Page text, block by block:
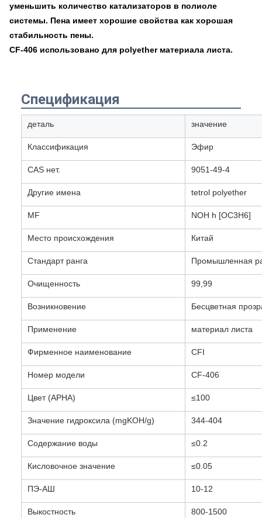
уменьшить количество катализаторов в полиоле
системы. Пена имеет хорошие свойства как хорошая
стабильность пены.
CF-406 использовано для polyether материала листа.
Спецификация
деталь значение
Классификация Эфир
CAS нет. 9051-49-4
Другие имена tetrol polyether
MF NOH h [OC3H6]
Место происхождения Китай
Стандарт ранга Промышленная
Очищенность 99,99
Возникновение Бесцветная
Применение материал листа
Фирменное наименование CFI
Номер модели CF-406
Цвет (APHA) ≤100
Значение гидроксила (mgKOH/g) 344-404
Содержание воды ≤0.2
Кисловочное значение ≤0.05
ПЭ-АШ 10-12
Выкостность 800-1500